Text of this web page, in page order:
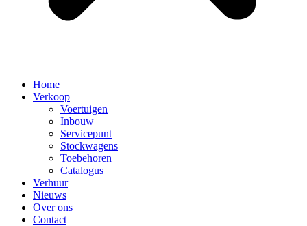
Home
Verkoop
Voertuigen
Inbouw
Servicepunt
Stockwagens
Toebehoren
Catalogus
Verhuur
Nieuws
Over ons
Contact